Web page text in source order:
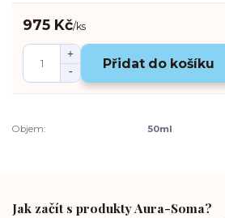
975 Kč/ks
Přidat do košíku
Objem: 50ml
Jak začít s produkty Aura-Soma?